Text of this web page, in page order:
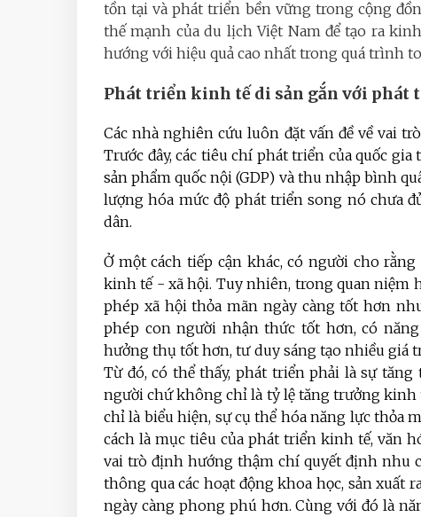
tồn tại và phát triển bền vững trong cộng
thế mạnh của du lịch Việt Nam để tạo ra
hướng với hiệu quả cao nhất trong quá trình
Phát triển kinh tế di sản gắn với phát
Các nhà nghiên cứu luôn đặt vấn đề về vai
Trước đây, các tiêu chí phát triển của quốc
sản phẩm quốc nội (GDP) và thu nhập bình
lượng hóa mức độ phát triển song nó chưa
dân.
Ở một cách tiếp cận khác, có người cho
kinh tế - xã hội. Tuy nhiên, trong quan niệm
phép xã hội thỏa mãn ngày càng tốt hơn
phép con người nhận thức tốt hơn, có
hưởng thụ tốt hơn, tư duy sáng tạo nhiều giá
Từ đó, có thể thấy, phát triển phải là sự
người chứ không chỉ là tỷ lệ tăng trưởng
chỉ là biểu hiện, sự cụ thể hóa năng lực thỏa
cách là mục tiêu của phát triển kinh tế, văn
vai trò định hướng thậm chí quyết định nhu
thông qua các hoạt động khoa học, sản xuất
ngày càng phong phú hơn. Cùng với đó là